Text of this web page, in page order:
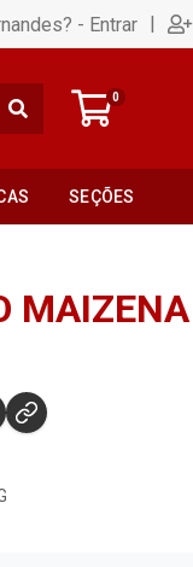
- Entrar |
0
SEÇÕES